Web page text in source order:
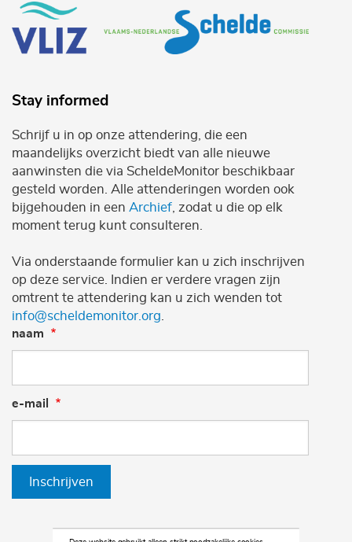
Stay informed
Schrijf u in op onze attendering, die een
maandelijks overzicht biedt van alle nieuwe
aanwinsten die via ScheldeMonitor beschikbaar
gesteld worden. Alle attenderingen worden ook
bijgehouden in een Archief , zodat u die op elk
moment terug kunt consulteren.
Via onderstaande formulier kan u zich inschrijven
op deze service. Indien er verdere vragen zijn
omtrent te attendering kan u zich wenden tot
info@scheldemonitor.org
naam
e-mail
Inschrijven